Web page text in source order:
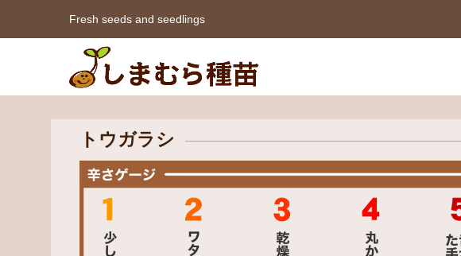
Fresh seeds and seedlings
トウガラシ